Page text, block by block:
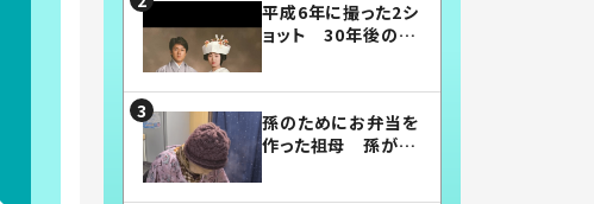
平成6年に撮った2シ
ョット 30年後の姿
孫のためにお弁当を
作った祖母 孫が絶